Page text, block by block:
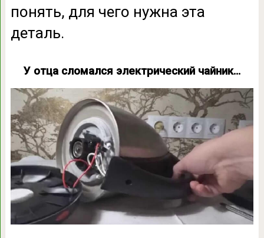
понять, для чего нужна эта
деталь.
У отца сломался электрический чайник…